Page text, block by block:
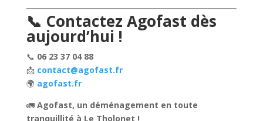
📞 Contactez Agofast dès
aujourd’hui !
📞 06 23 37 04 88
📩 contact@agofast.fr
🌍 agofast.fr
🚛 Agofast, un déménagement en toute
tranquillité à Le Tholonet !